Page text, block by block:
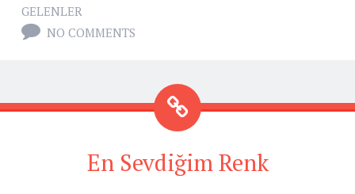
GELENLER
NO COMMENTS
En Sevdiğim Renk